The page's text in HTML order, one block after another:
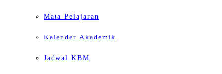
Mata Pelajaran
Kalender Akademik
Jadwal KBM